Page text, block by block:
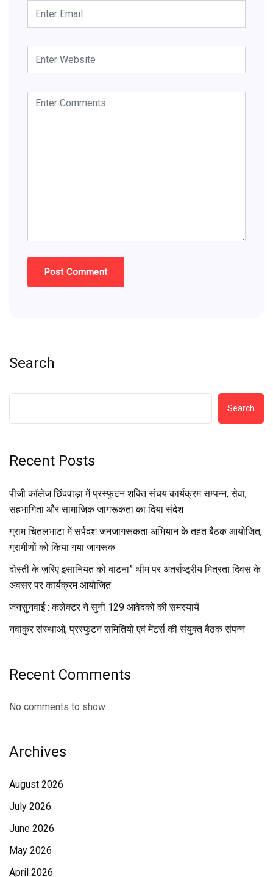
Search
Search
Recent Posts
पीजी कॉलेज छिंदवाड़ा में प्रस्फुटन शक्ति संचय कार्यक्रम सम्पन्न, सेवा,
सहभागिता और सामाजिक जागरूकता का दिया संदेश
ग्राम चितलभाटा में सर्पदंश जनजागरूकता अभियान के तहत बैठक आयोजित,
ग्रामीणों को किया गया जागरूक
दोस्ती के ज़रिए इंसानियत को बांटना” थीम पर अंतर्राष्ट्रीय मित्रता दिवस के
अवसर पर कार्यक्रम आयोजित
जनसुनवाई : कलेक्टर ने सुनी 129 आवेदकों की समस्यायें
नवांकुर संस्थाओं, प्रस्फुटन समितियों एवं मेंटर्स की संयुक्त बैठक संपन्न
Recent Comments
No comments to show.
Archives
August 2026
July 2026
June 2026
May 2026
April 2026